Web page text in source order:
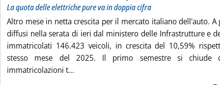
La quota delle elettriche pure va in doppia cifra
Altro mese in netta crescita per il mercato italiano dell'auto. A
diffusi nella serata di ieri dal ministero delle Infrastrutture e
immatricolati 146.423 veicoli, in crescita del 10,59%
stesso mese del 2025. Il primo semestre si chiude
immatricolazioni t...